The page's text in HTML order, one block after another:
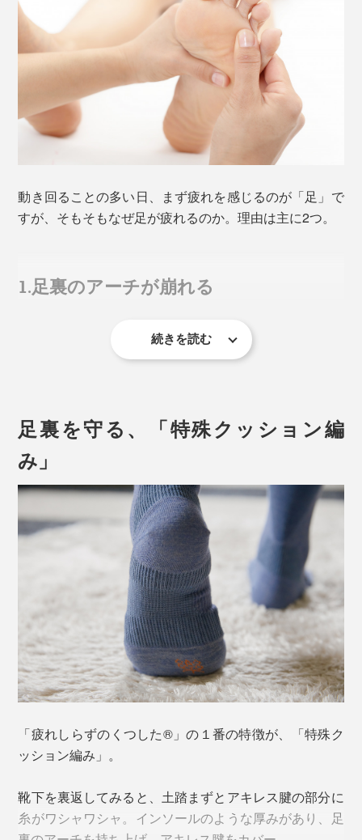
動き回ることの多い日、まず疲れを感じるのが「足」で
すが、そもそもなぜ足が疲れるのか。理由は主に2つ。
1.足裏のアーチが崩れる
米国足病医協会の調べによると、歩くときに足にかかる
構造が受け止めています。
たとえ、普段は足裏のアーチがしっかりしていても、長
も朝と夕方とでは、アーチの角度が違うそうです。
アーチが崩れることで、足裏のバネ機能が低下。衝撃を
吸収できず、足の筋肉に余計な負担がかかって疲れやす
くなり、土踏まずやかかとが痛む原因にもなるのだと
か。
続きを読む
足裏を守る、「特殊クッション編
み」
「疲れしらずのくつした®」の１番の特徴が、「特殊ク
ッション編み」。
靴下を裏返してみると、土踏まずとアキレス腱の部分に
糸がワシャワシャ。インソールのような厚みがあり、足